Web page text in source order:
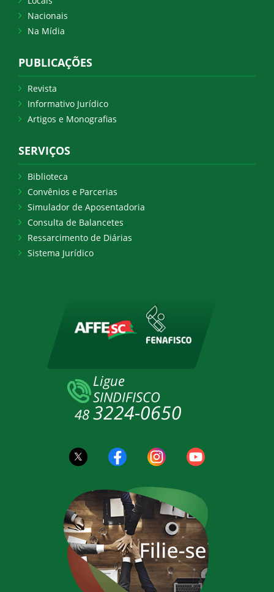
Nacionais
Na Mídia
PUBLICAÇÕES
Revista
Informativo Jurídico
Artigos e Monografias
SERVIÇOS
Biblioteca
Convênios e Parcerias
Simulador de Aposentadoria
Consulta de Balancetes
Ressarcimento de Diárias
Sistema Jurídico